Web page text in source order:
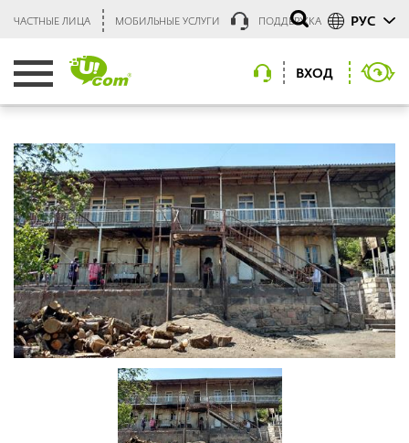
ЧАСТНЫЕ ЛИЦА МОБИЛЬНЫЕ УСЛУГИ ПОДДЕРЖКА РУС
ВХОД